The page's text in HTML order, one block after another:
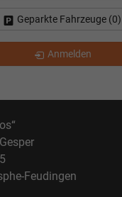
Geparkte Fahrzeuge (0)
Anmelden
Feudingen